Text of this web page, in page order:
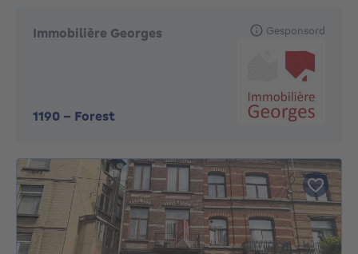
Immobilière Georges
1190 - Forest
Gesponsord